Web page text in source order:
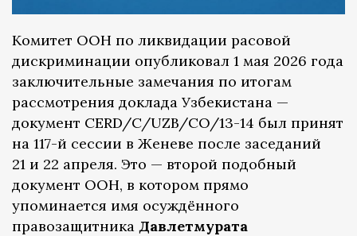
Комитет ООН по ликвидации расовой
дискриминации опубликовал 1 мая 2026 года
заключительные замечания по итогам
рассмотрения доклада Узбекистана —
документ CERD/C/UZB/CO/13-14 был принят
на 117-й сессии в Женеве после заседаний
21 и 22 апреля. Это — второй подобный
документ ООН, в котором прямо
упоминается имя осуждённого
правозащитника Давлетмурата